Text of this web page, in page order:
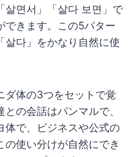
살면서」「살다 보면」で
できます。この5パター
살다」をかなり自然に使
ダ体の3つをセットで覚
の会話はパンマルで、
体で、ビジネスや公式の
使い分けが自然にでき